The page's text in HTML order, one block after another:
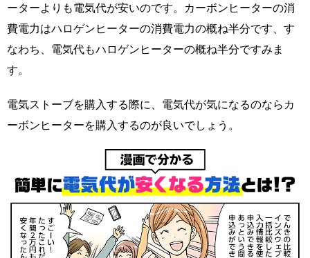
ーターよりも電気代が安いのです。カーボンヒーターの消
費電力はハロゲンヒーターの消費電力の概ね半分です、す
なわち、電気代もハロゲンヒーターの概ね半分ですみま
す。
電気ストーブを購入する際に、電気代が気になるのならカ
ーボンヒーターを購入するのが良いでしょう。